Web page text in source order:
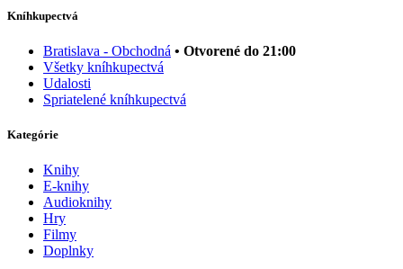
Kníhkupectvá
Bratislava - Obchodná • Otvorené do 21:00
Všetky kníhkupectvá
Udalosti
Spriatelené kníhkupectvá
Kategórie
Knihy
E-knihy
Audioknihy
Hry
Filmy
Doplnky